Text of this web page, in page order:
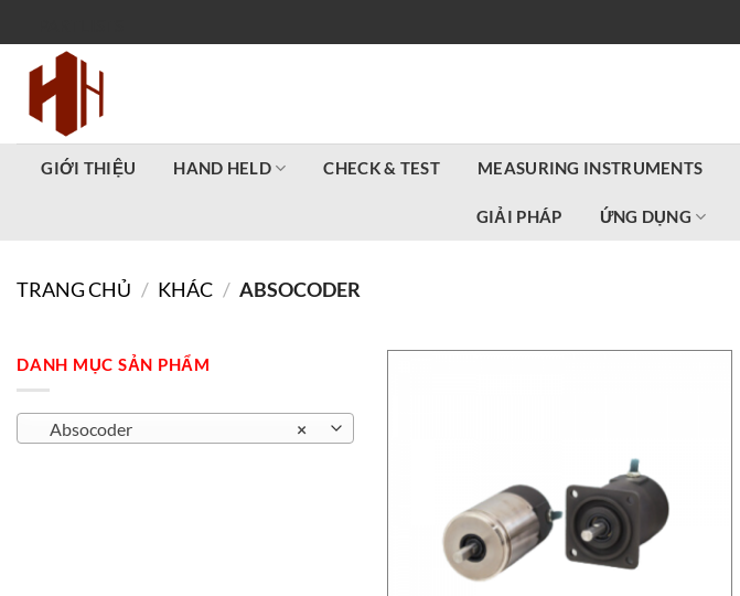
qua
GIỚI THIỆU HAND HELD CHECK & TEST MEASURING INSTRUMENTS
GIẢI PHÁP ỨNG DỤNG
TRANG CHỦ / KHÁC / ABSOCODER
DANH MỤC SẢN PHẨM
×
Absocoder